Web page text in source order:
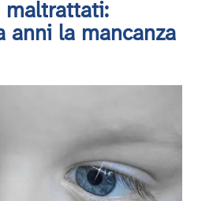
maltrattati:
anni la mancanza